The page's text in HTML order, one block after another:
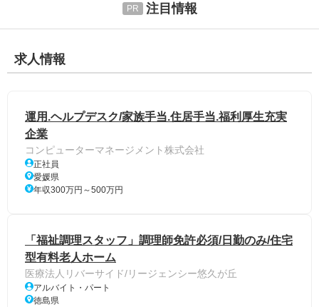
注目情報
求人情報
運用.ヘルプデスク/家族手当.住居手当.福利厚生充実
企業
コンピューターマネージメント株式会社
正社員
愛媛県
年収300万円～500万円
「福祉調理スタッフ」調理師免許必須/日勤のみ/住宅
型有料老人ホーム
医療法人リバーサイド/リージェンシー悠久が丘
アルバイト・パート
徳島県